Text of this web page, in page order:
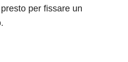
per fissare un